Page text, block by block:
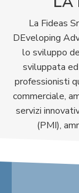
La Fideas
DEveloping
lo sviluppo
sviluppata
professionisti
commerciale,
servizi
(PMI),